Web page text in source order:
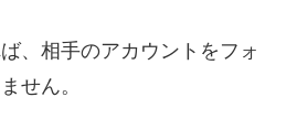
、相手のアカウントをフォ
せん。